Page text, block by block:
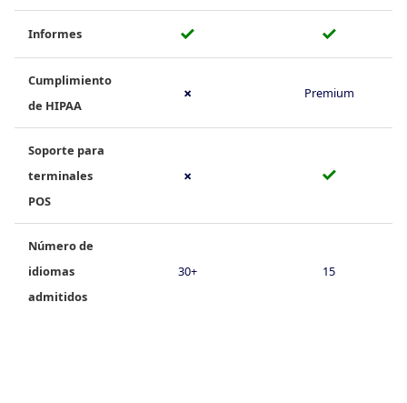
Informes ✓ ✓
Cumplimiento
de HIPAA
✗ Premium
Soporte para
terminales
POS
✗ ✓
Número de
idiomas
admitidos
30+ 15